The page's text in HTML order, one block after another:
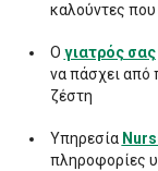
καλούντες
Ο γιατρός σας
να πάσχει από
ζέστη
Υπηρεσία
πληροφορίες